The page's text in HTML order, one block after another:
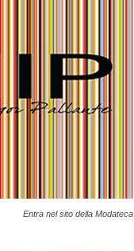
Entra nel sito della Modateca